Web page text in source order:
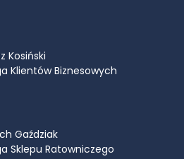
Kosiński
Klientów Biznesowych
Gaździak
Sklepu Ratowniczego